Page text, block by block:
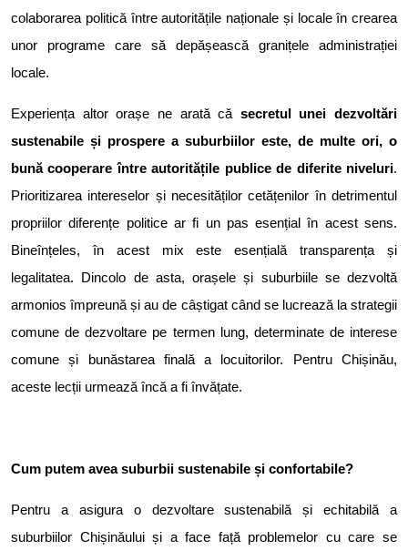
colaborarea politică între autoritățile naționale și locale în crearea
unor programe care să depășească granițele administrației
locale.
Experiența altor orașe ne arată că secretul unei dezvoltări
sustenabile și prospere a suburbiilor este, de multe ori, o
bună cooperare între autoritățile publice de diferite niveluri.
Prioritizarea intereselor și necesităților cetățenilor în detrimentul
propriilor diferențe politice ar fi un pas esențial în acest sens.
Bineînțeles, în acest mix este esențială transparența și
legalitatea. Dincolo de asta, orașele și suburbiile se dezvoltă
armonios împreună și au de câștigat când se lucrează la strategii
comune de dezvoltare pe termen lung, determinate de interese
comune și bunăstarea finală a locuitorilor. Pentru Chișinău,
aceste lecții urmează încă a fi învățate.
Cum putem avea suburbii sustenabile și confortabile?
Pentru a asigura o dezvoltare sustenabilă și echitabilă a
suburbiilor Chișinăului și a face față problemelor cu care se